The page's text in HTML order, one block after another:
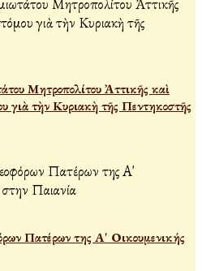
Μητροπολίτου Ἀττικῆς καὶ
γιὰ τὴν Κυριακὴ τῆς Πεντηκοστῆς
Πατέρων της Α' Οικουμενικής